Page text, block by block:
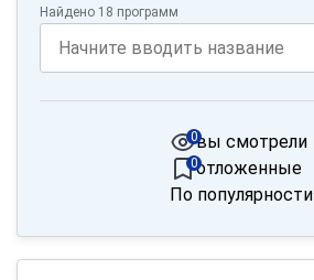
Найдено 18 программ
вы смотрели
0
отложенные
0
По популярности